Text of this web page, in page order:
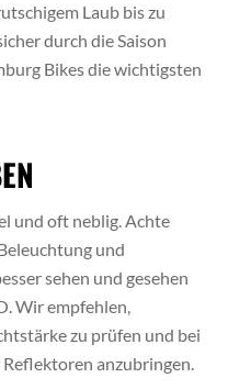
Laub bis zu
durch die Saison
Bikes die wichtigsten
und oft neblig. Achte
und
sehen und gesehen
Wir empfehlen,
zu prüfen und bei
anzubringen.